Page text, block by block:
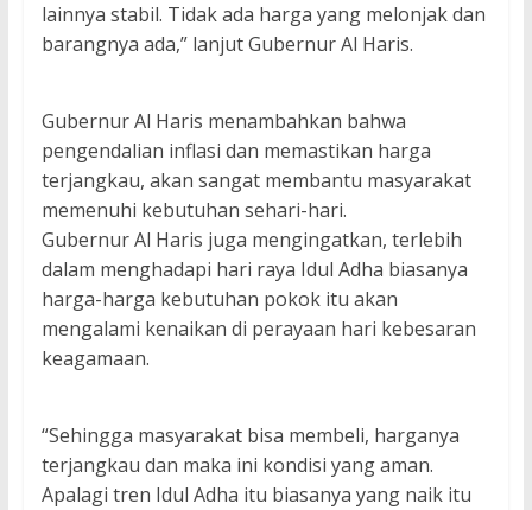
lainnya stabil. Tidak ada harga yang melonjak dan
barangnya ada,” lanjut Gubernur Al Haris.
Gubernur Al Haris menambahkan bahwa
pengendalian inflasi dan memastikan harga
terjangkau, akan sangat membantu masyarakat
memenuhi kebutuhan sehari-hari.
Gubernur Al Haris juga mengingatkan, terlebih
dalam menghadapi hari raya Idul Adha biasanya
harga-harga kebutuhan pokok itu akan
mengalami kenaikan di perayaan hari kebesaran
keagamaan.
“Sehingga masyarakat bisa membeli, harganya
terjangkau dan maka ini kondisi yang aman.
Apalagi tren Idul Adha itu biasanya yang naik itu